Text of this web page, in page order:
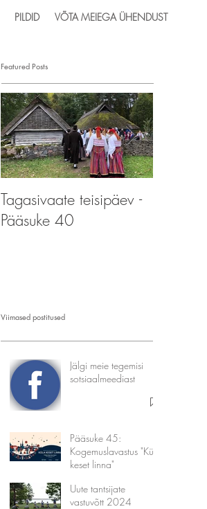
PILDID VÕTA MEIEGA ÜHENDUST
Featured Posts
Tagasivaate teisipäev -
Pääsuke 40
Viimased postitused
Jälgi meie tegemisi
sotsiaalmeediast
Pääsuke 45:
Kogemuslavastus "Küla
keset linna"
Uute tantsijate
vastuvõtt 2024